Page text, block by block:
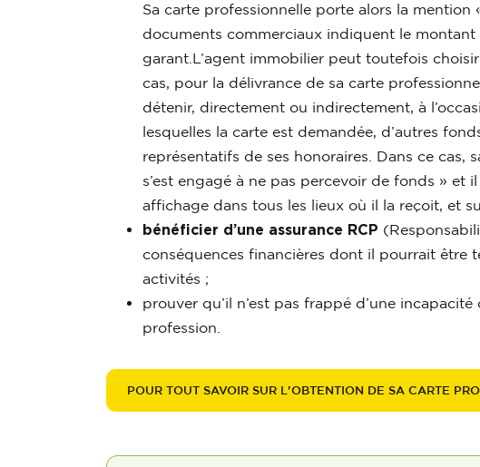
Sa carte professionnelle porte alors la mention
documents commerciaux indiquent le montant
garant.L’agent immobilier peut toutefois
cas, pour la délivrance de sa carte
détenir, directement ou indirectement, à
lesquelles la carte est demandée, d’autres
représentatifs de ses honoraires. Dans ce cas,
s’est engagé à ne pas percevoir de fonds » et
affichage dans tous les lieux où il la reçoit, et
bénéficier d’une assurance RCP
conséquences financières dont il pourrait être
activités ;
prouver qu’il n’est pas frappé d’une
profession.
POUR TOUT SAVOIR SUR L'OBTENTION DE SA CARTE